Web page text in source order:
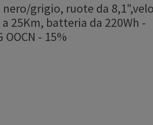
grigio, ruote da
25Km, batteria da 220Wh -
OOCN - 15%